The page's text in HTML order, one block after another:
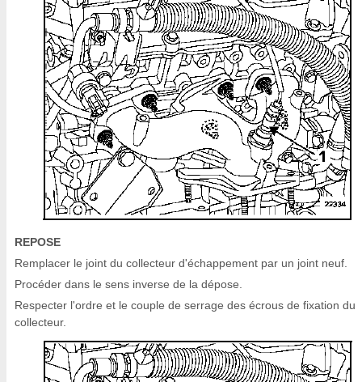
REPOSE
Remplacer le joint du collecteur d'échappement par un joint neuf.
Procéder dans le sens inverse de la dépose.
Respecter l'ordre et le couple de serrage des écrous de fixation du
collecteur.